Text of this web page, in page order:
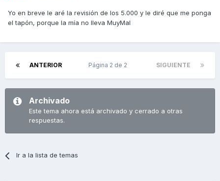
Yo en breve le aré la revisión de los 5.000 y le diré que me ponga
el tapón, porque la mía no lleva MuyMal
ANTERIOR SIGUIENTE
Página 2 de 2
Archivado
Este tema ahora está archivado y cerrado a otras
respuestas.
Ir a la lista de temas